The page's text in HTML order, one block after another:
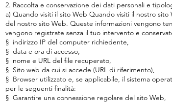
2. Raccolta e conservazione dei dati personali e
a) Quando visiti il sito Web Quando visiti il nostro
del nostro sito Web. Queste informazioni vengono
vengono registrate senza il tuo intervento e
§ indirizzo IP del computer richiedente,
§ data e ora di accesso,
§ nome e URL del file recuperato,
§ Sito web da cui si accede (URL di riferimento),
§ Browser utilizzato e, se applicabile, il sistema
per le seguenti finalità:
§ Garantire una connessione regolare del sito Web,